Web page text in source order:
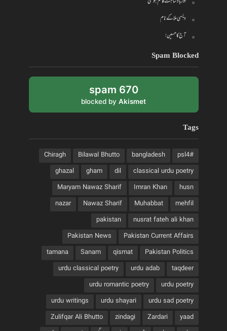
دیسی ملا کے نام
آج کا حسین!
Spam Blocked
670 spam
blocked by Akismet
Tags
#psl4
bangladesh
Bilawal Bhutto
Chiragh
classical urdu poetry
dil
gham
ghazal
husn
Imran Khan
Maryam Nawaz Sharif
mehfil
Muhabbat
Nawaz Sharif
nazar
nusrat fateh ali khan
pakistan
Pakistan Current Affairs
Pakistan News
Pakistan Politics
qismat
Sanam
tamana
taqdeer
urdu adab
urdu classical poetry
urdu poetry
urdu romantic poetry
urdu sad poetry
urdu shayari
urdu writings
yaad
Zardari
zindagi
Zulifqar Ali Bhutto